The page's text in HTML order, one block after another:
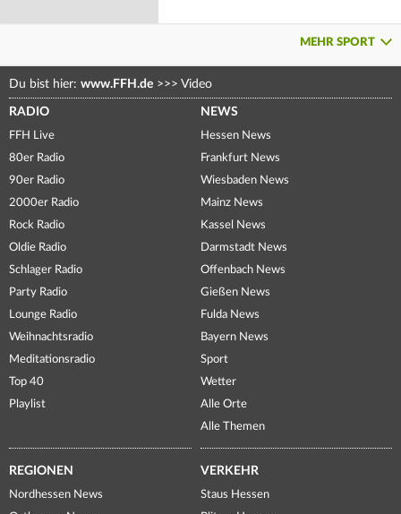
MEHR SPORT
Du bist hier: www.FFH.de >>> Video
RADIO
FFH Live
80er Radio
90er Radio
2000er Radio
Rock Radio
Oldie Radio
Schlager Radio
Party Radio
Lounge Radio
Weihnachtsradio
Meditationsradio
Top 40
Playlist
NEWS
Hessen News
Frankfurt News
Wiesbaden News
Mainz News
Kassel News
Darmstadt News
Offenbach News
Gießen News
Fulda News
Bayern News
Sport
Wetter
Alle Orte
Alle Themen
REGIONEN
Nordhessen News
VERKEHR
Staus Hessen